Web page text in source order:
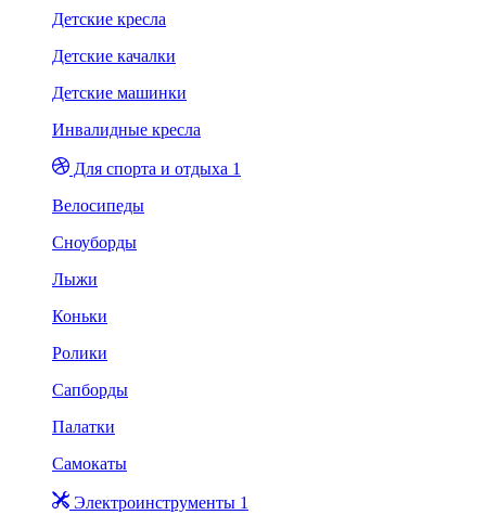
Детские кресла
Детские качалки
Детские машинки
Инвалидные кресла
Для спорта и отдыха 1
Велосипеды
Сноуборды
Лыжи
Коньки
Ролики
Сапборды
Палатки
Самокаты
Электроинструменты 1